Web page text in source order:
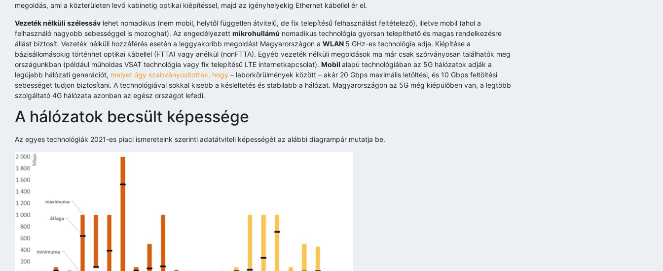
megoldás, ami a közterületen levő kabinetig optikai kiépítéssel, majd az igényhelyekig Ethernet kábellel ér el.
Vezeték nélküli szélessáv lehet nomadikus (nem mobil, helytől független átvitelű, de fix telepítésű felhasználást feltételező), illetve mobil (ahol a
felhasználó nagyobb sebességgel is mozoghat). Az engedélyezett mikrohullámú nomadikus technológia gyorsan telepíthető és magas rendelkezésre
állást biztosít. Vezeték nélküli hozzáférés esetén a leggyakoribb megoldást Magyarországon a WLAN 5 GHz-es technológia adja. Kiépítése a
bázisállomásokig történhet optikai kábellel (FTTA) vagy anélkül (nonFTTA). Egyéb vezeték nélküli megoldások ma már csak szórványosan találhatók meg
országunkban (például műholdas VSAT technológia vagy fix telepítésű LTE internetkapcsolat). Mobil alapú technológiában az 5G hálózatok adják a
legújabb hálózati generációt, melyet úgy szabványosítottak, hogy – laborkörülmények között – akár 20 Gbps maximális letöltési, és 10 Gbps feltöltési
sebességet tudjon biztosítani. A technológiával sokkal kisebb a késleltetés és stabilabb a hálózat. Magyarországon az 5G még kiépülőben van, a legtöbb
szolgáltató 4G hálózata azonban az egész országot lefedi.
A hálózatok becsült képessége
Az egyes technológiák 2021-es piaci ismereteink szerinti adatátviteli képességét az alábbi diagrampár mutatja be.